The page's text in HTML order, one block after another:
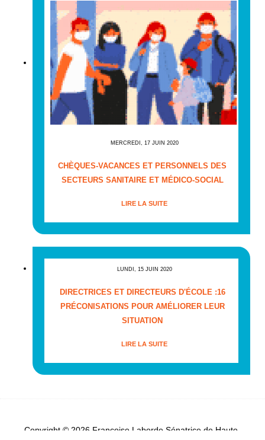
MERCREDI, 17 JUIN 2020
CHÈQUES-VACANCES ET PERSONNELS DES
SECTEURS SANITAIRE ET MÉDICO-SOCIAL
LIRE LA SUITE
LUNDI, 15 JUIN 2020
DIRECTRICES ET DIRECTEURS D'ÉCOLE :16
PRÉCONISATIONS POUR AMÉLIORER LEUR
SITUATION
LIRE LA SUITE
Copyright © 2026 Françoise Laborde Sénatrice de Haute-